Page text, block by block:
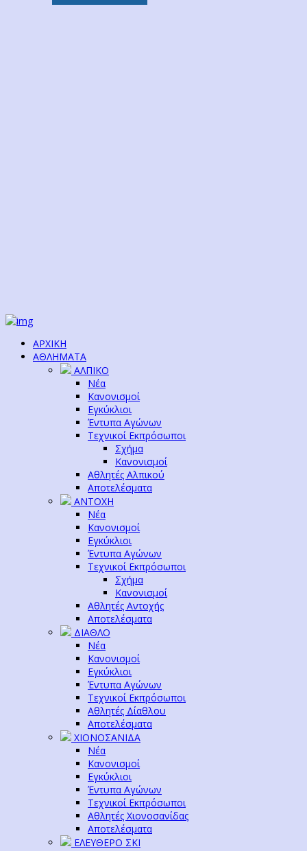
ΑΡΧΙΚΗ
ΑΘΛΗΜΑΤΑ
ΑΛΠΙΚΟ
Νέα
Κανονισμοί
Εγκύκλιοι
Έντυπα Αγώνων
Τεχνικοί Εκπρόσωποι
Σχήμα
Κανονισμοί
Αθλητές Αλπικού
Αποτελέσματα
ΑΝΤΟΧΗ
Νέα
Κανονισμοί
Εγκύκλιοι
Έντυπα Αγώνων
Τεχνικοί Εκπρόσωποι
Σχήμα
Κανονισμοί
Αθλητές Αντοχής
Αποτελέσματα
ΔΙΑΘΛΟ
Νέα
Κανονισμοί
Εγκύκλιοι
Έντυπα Αγώνων
Τεχνικοί Εκπρόσωποι
Αθλητές Δίαθλου
Αποτελέσματα
ΧΙΟΝΟΣΑΝΙΔΑ
Νέα
Κανονισμοί
Εγκύκλιοι
Έντυπα Αγώνων
Τεχνικοί Εκπρόσωποι
Αθλητές Χιονοσανίδας
Αποτελέσματα
ΕΛΕΥΘΕΡΟ ΣΚΙ